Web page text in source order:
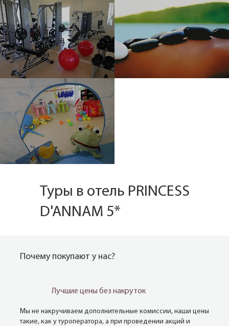
Туры в отель PRINCESS
D'ANNAM 5*
Почему покупают у нас?
Лучшие цены без накруток
Мы не накручиваем дополнительные комиссии, наши цены
такие, как у туроператора, а при проведении акций и